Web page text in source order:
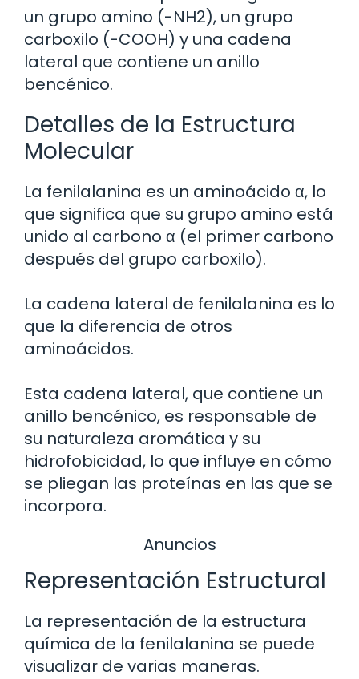
un grupo amino (-NH2), un grupo
carboxilo (-COOH) y una cadena
lateral que contiene un anillo
bencénico.
Detalles de la Estructura
Molecular
La fenilalanina es un aminoácido α, lo
que significa que su grupo amino está
unido al carbono α (el primer carbono
después del grupo carboxilo).
La cadena lateral de fenilalanina es lo
que la diferencia de otros
aminoácidos.
Esta cadena lateral, que contiene un
anillo bencénico, es responsable de
su naturaleza aromática y su
hidrofobicidad, lo que influye en cómo
se pliegan las proteínas en las que se
incorpora.
Anuncios
Representación Estructural
La representación de la estructura
química de la fenilalanina se puede
visualizar de varias maneras.